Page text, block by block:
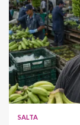
SALTA